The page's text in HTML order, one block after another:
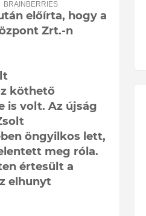
előírta, hogy a
Zrt.-n
köthető
is volt. Az újság
öngyilkos lett,
meg róla.
értesült a
elhunyt